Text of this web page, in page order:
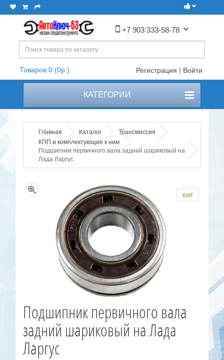
+7 903 333-58-78
Товаров 0 (0р.) Регистрация | Войти
КАТЕГОРИИ
Главная Каталог
Трансмиссия
КПП и комплектующие к ним
Подшипник первичного вала задний шариковый на
Лада Ларгус
хит
Подшипник первичного вала
задний шариковый на Лада
Ларгус